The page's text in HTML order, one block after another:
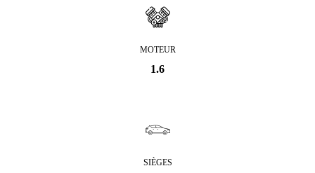
MOTEUR
1.6
SIÈGES